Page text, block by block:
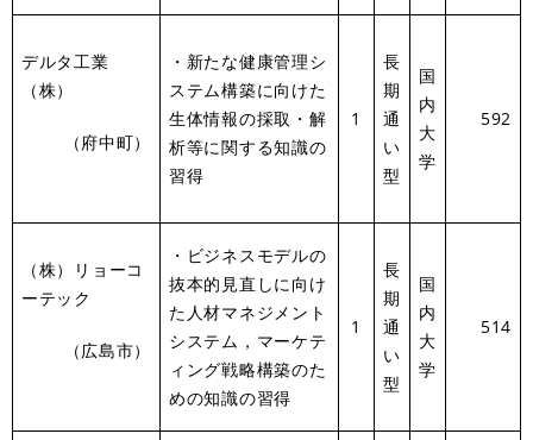
デルタ工業
（株）
（府中町）
・新たな健康管理シ
ステム構築に向けた
生体情報の採取・解
析等に関する知識の
習得
1
長
期
通
い
型
国
内
大
学
592
（株）リョーコ
ーテック
（広島市）
・ビジネスモデルの
抜本的見直しに向け
た人材マネジメント
システム，マーケテ
ィング戦略構築のた
めの知識の習得
1
長
期
通
い
型
国
内
大
学
514